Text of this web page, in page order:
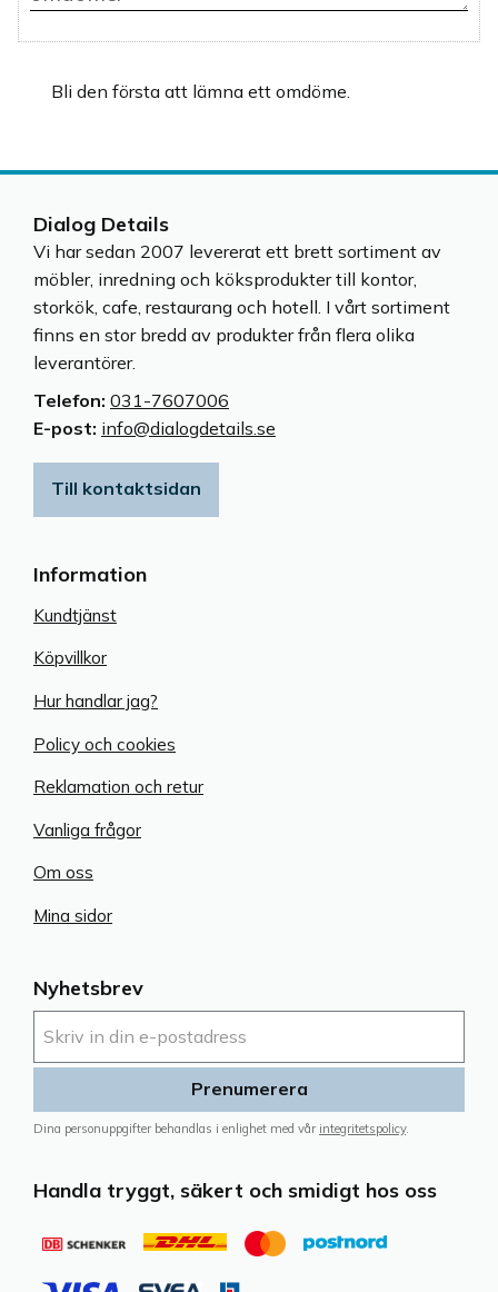
Bli den första att lämna ett omdöme.
Nyhetsbrev
Prenumerera
Dina personuppgifter behandlas i enlighet med vår integritetspolicy.
Handla tryggt, säkert och smidigt hos oss
Information
Kundtjänst
Köpvillkor
Hur handlar jag?
Policy och cookies
Reklamation och retur
Vanliga frågor
Om oss
Mina sidor
Dialog Details
Vi har sedan 2007 levererat ett brett sortiment av
möbler, inredning och köksprodukter till kontor,
storkök, cafe, restaurang och hotell. I vårt sortiment
finns en stor bredd av produkter från flera olika
leverantörer.
Telefon: 031-7607006
E-post: info@dialogdetails.se
Till kontaktsidan